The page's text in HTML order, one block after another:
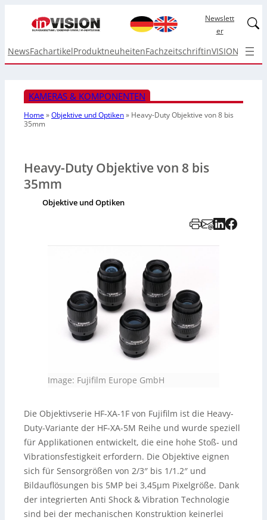
Newslett
er
NewsFachartikelProduktneuheitenFachzeitschriftinVISION Top
KAMERAS & KOMPONENTEN
Home»Objektive und Optiken» Heavy-Duty Objektive von 8 bis
35mm
Heavy-Duty Objektive von 8 bis
35mm
Objektive und Optiken
Image: Fujifilm Europe GmbH
Die Objektivserie HF-XA-1F von Fujifilm ist die Heavy-
Duty-Variante der HF-XA-5M Reihe und wurde speziell
für Applikationen entwickelt, die eine hohe Stoß- und
Vibrationsfestigkeit erfordern. Die Objektive eignen
sich für Sensorgrößen von 2/3″ bis 1/1.2″ und
Bildauflösungen bis 5MP bei 3,45µm Pixelgröße. Dank
der integrierten Anti Shock & Vibration Technologie
sind bei der mechanischen Konstruktion keinerlei